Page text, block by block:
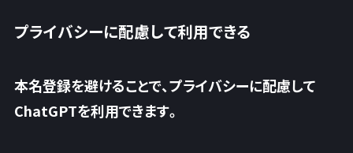
プライバシーに配慮して利用できる
本名登録を避けることで、プライバシーに配慮して
ChatGPTを利用できます。